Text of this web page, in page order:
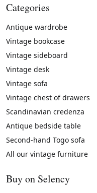
Categories
Antique wardrobe
Vintage bookcase
Vintage sideboard
Vintage desk
Vintage sofa
Vintage chest of drawers
Scandinavian credenza
Antique bedside table
Second-hand Togo sofa
All our vintage furniture
Buy on Selency